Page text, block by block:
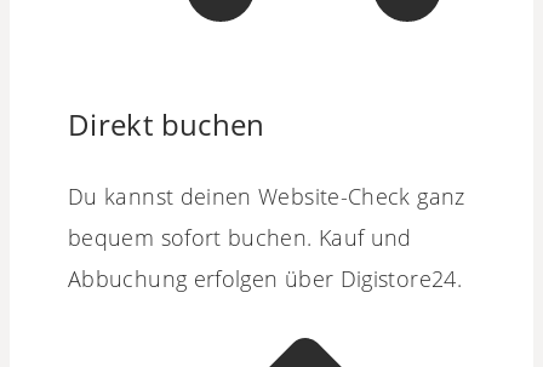
Direkt buchen
Du kannst deinen Website-Check ganz
bequem sofort buchen. Kauf und
Abbuchung erfolgen über Digistore24.